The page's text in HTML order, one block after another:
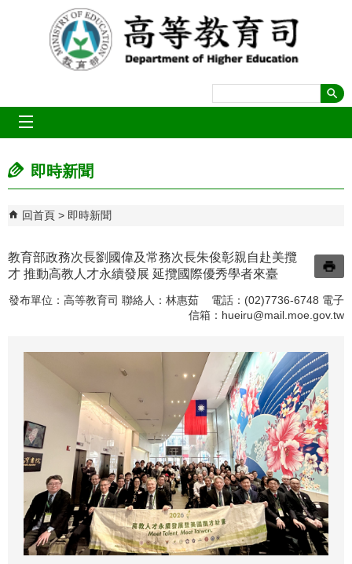
跳到主要內容區塊
即時新聞
回首頁 即時新聞
教育部政務次長劉國偉及常務次長朱俊彰親自赴美攬
才 推動高教人才永續發展 延攬國際優秀學者來臺
發布單位：高等教育司 聯絡人：林惠茹 電話：(02)7736-6748 電子
信箱： hueiru@mail.moe.gov.tw